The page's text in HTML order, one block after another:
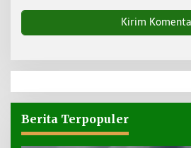
Berita Terpopuler